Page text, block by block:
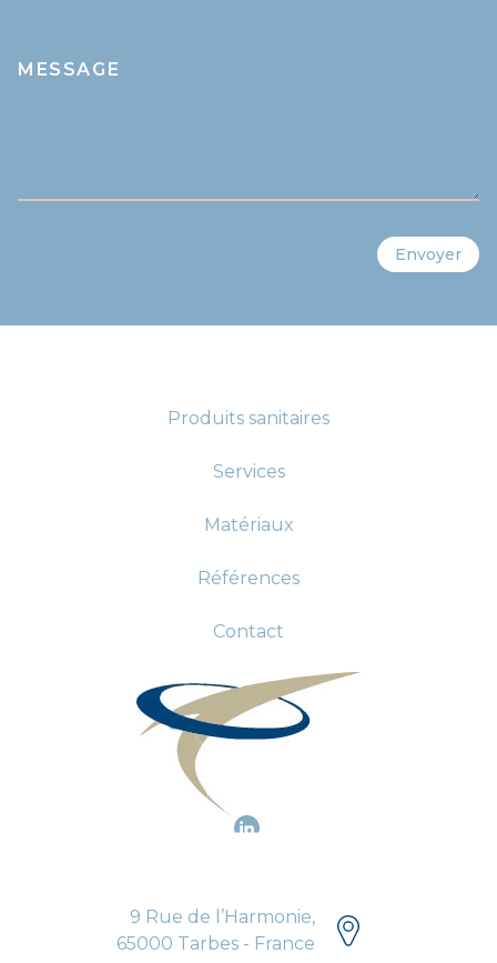
MESSAGE
Envoyer
Produits sanitaires
Services
Matériaux
Références
Contact
9 Rue de l’Harmonie,
65000 Tarbes - France